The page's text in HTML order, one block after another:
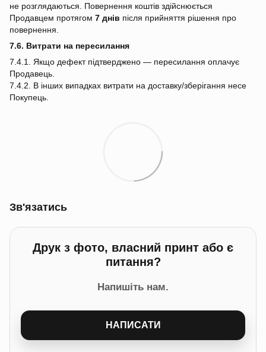
не розглядаються. Повернення коштів здійснюється
Продавцем протягом 7 днів після прийняття рішення про
повернення.
7.6. Витрати на пересилання
7.4.1. Якщо дефект підтверджено — пересилання оплачує
Продавець.
7.4.2. В інших випадках витрати на доставку/зберігання несе
Покупець.
Зв'язатись
Друк з фото, власний принт або є
питання?
Напишіть нам.
НАПИСАТИ